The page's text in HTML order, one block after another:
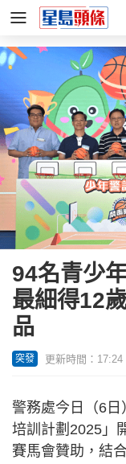
94名青少
最細得12
品
突發 更新時間：
警務處今日（6
培訓計劃2025」
賽馬會贊助，結